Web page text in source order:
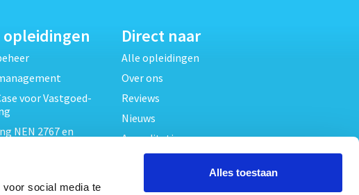
social media te
Alles toestaan
opleidingen
voor Vastgoed-
NEN 2767 en
Direct naar
Alle opleidingen
Over ons
Reviews
Nieuws
Accreditaties